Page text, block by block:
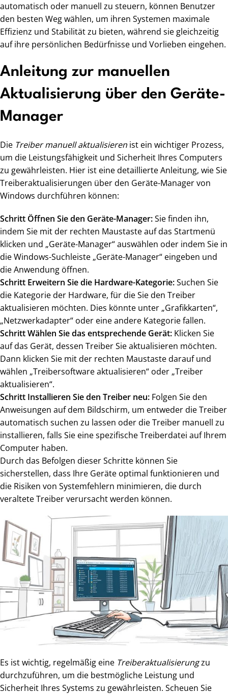
automatisch oder manuell zu steuern, können Benutzer
den besten Weg wählen, um ihren Systemen maximale
Effizienz und Stabilität zu bieten, während sie gleichzeitig
auf ihre persönlichen Bedürfnisse und Vorlieben eingehen.
Anleitung zur manuellen
Aktualisierung über den Geräte-
Manager
Die Treiber manuell aktualisieren ist ein wichtiger Prozess,
um die Leistungsfähigkeit und Sicherheit Ihres Computers
zu gewährleisten. Hier ist eine detaillierte Anleitung, wie Sie
Treiberaktualisierungen über den Geräte-Manager von
Windows durchführen können:
Schritt Öffnen Sie den Geräte-Manager:Sie finden ihn,
indem Sie mit der rechten Maustaste auf das Startmenü
klicken und „Geräte-Manager“ auswählen oder indem Sie in
die Windows-Suchleiste „Geräte-Manager“ eingeben und
die Anwendung öffnen.
Schritt Erweitern Sie die Hardware-Kategorie:Suchen Sie
die Kategorie der Hardware, für die Sie den Treiber
aktualisieren möchten. Dies könnte unter „Grafikkarten“,
„Netzwerkadapter“ oder eine andere Kategorie fallen.
Schritt Wählen Sie das entsprechende Gerät: Klicken Sie
auf das Gerät, dessen Treiber Sie aktualisieren möchten.
Dann klicken Sie mit der rechten Maustaste darauf und
wählen „Treibersoftware aktualisieren“ oder „Treiber
aktualisieren“.
Schritt Installieren Sie den Treiber neu: Folgen Sie den
Anweisungen auf dem Bildschirm, um entweder die Treiber
automatisch suchen zu lassen oder die Treiber manuell zu
installieren, falls Sie eine spezifische Treiberdatei auf Ihrem
Computer haben.
Durch das Befolgen dieser Schritte können Sie
sicherstellen, dass Ihre Geräte optimal funktionieren und
die Risiken von Systemfehlern minimieren, die durch
veraltete Treiber verursacht werden können.
Es ist wichtig, regelmäßig eine Treiberaktualisierungzu
durchzuführen, um die bestmögliche Leistung und
Sicherheit Ihres Systems zu gewährleisten. Scheuen Sie